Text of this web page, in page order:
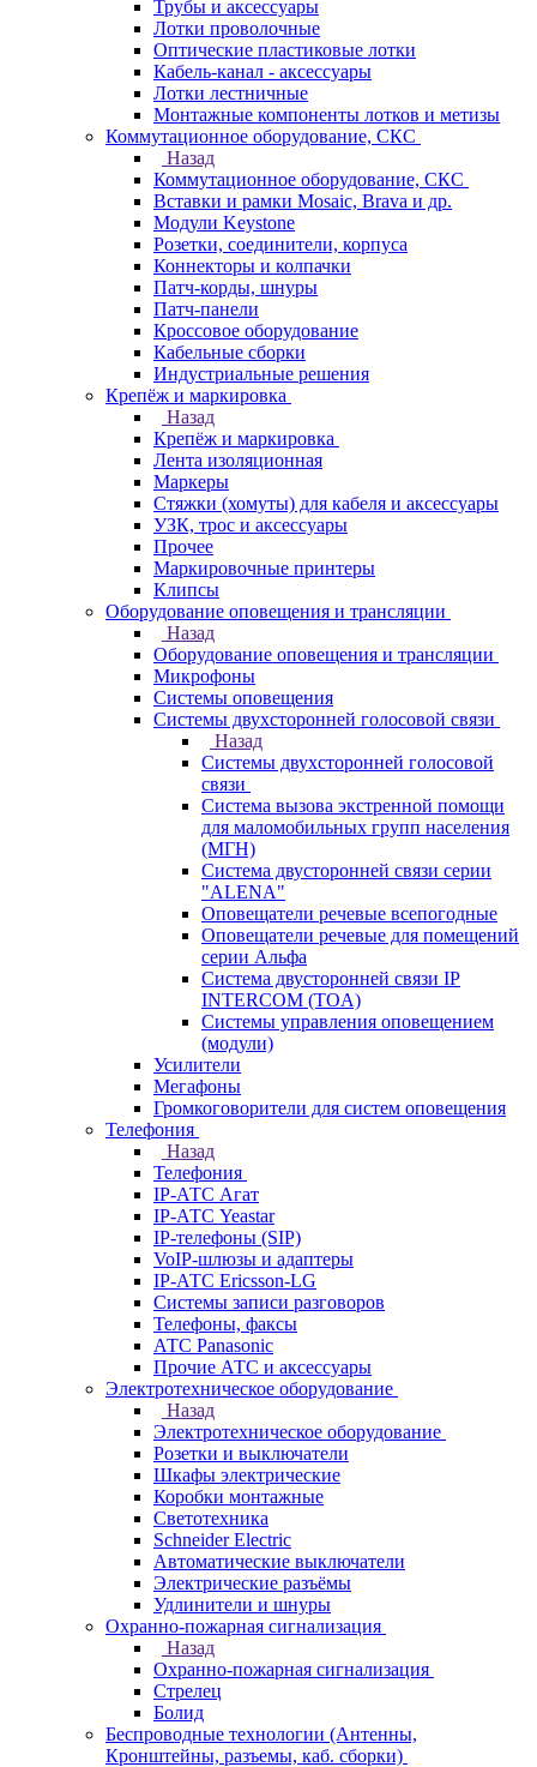
Трубы и аксессуары
Лотки проволочные
Оптические пластиковые лотки
Кабель-канал - аксессуары
Лотки лестничные
Монтажные компоненты лотков и метизы
Коммутационное оборудование, СКС
Назад
Коммутационное оборудование, СКС
Вставки и рамки Mosaic, Brava и др.
Модули Keystone
Розетки, соединители, корпуса
Коннекторы и колпачки
Патч-корды, шнуры
Патч-панели
Кроссовое оборудование
Кабельные сборки
Индустриальные решения
Крепёж и маркировка
Назад
Крепёж и маркировка
Лента изоляционная
Маркеры
Стяжки (хомуты) для кабеля и аксессуары
УЗК, трос и аксессуары
Прочее
Маркировочные принтеры
Клипсы
Оборудование оповещения и трансляции
Назад
Оборудование оповещения и трансляции
Микрофоны
Системы оповещения
Системы двухсторонней голосовой связи
Назад
Системы двухсторонней голосовой
связи
Система вызова экстренной помощи
для маломобильных групп населения
(МГН)
Система двусторонней связи серии
"ALENA"
Оповещатели речевые всепогодные
Оповещатели речевые для помещений
серии Альфа
Система двусторонней связи IP
INTERCOM (TOA)
Системы управления оповещением
(модули)
Усилители
Мегафоны
Громкоговорители для систем оповещения
Телефония
Назад
Телефония
IP-АТС Агат
IP-АТС Yeastar
IP-телефоны (SIP)
VoIP-шлюзы и адаптеры
IP-АТС Ericsson-LG
Системы записи разговоров
Телефоны, факсы
АТС Panasonic
Прочие АТС и аксессуары
Электротехническое оборудование
Назад
Электротехническое оборудование
Розетки и выключатели
Шкафы электрические
Коробки монтажные
Светотехника
Schneider Electric
Автоматические выключатели
Электрические разъёмы
Удлинители и шнуры
Охранно-пожарная сигнализация
Назад
Охранно-пожарная сигнализация
Стрелец
Болид
Беспроводные технологии (Антенны,
Кронштейны, разъемы, каб. сборки)